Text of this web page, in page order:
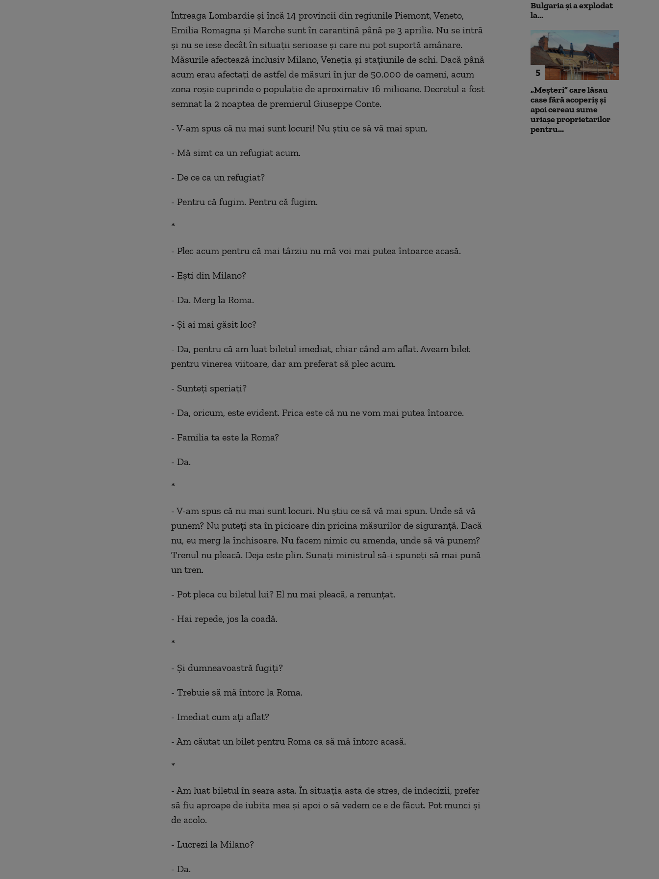
Întreaga Lombardie și încă 14 provincii din regiunile Piemont, Veneto,
Emilia Romagna și Marche sunt în carantină până pe 3 aprilie. Nu se intră
și nu se iese decât în situații serioase și care nu pot suportă amânare.
Măsurile afectează inclusiv Milano, Veneția și stațiunile de schi. Dacă până
acum erau afectați de astfel de măsuri în jur de 50.000 de oameni, acum
zona roșie cuprinde o populație de aproximativ 16 milioane. Decretul a fost
semnat la 2 noaptea de premierul Giuseppe Conte.
- V-am spus că nu mai sunt locuri! Nu știu ce să vă mai spun.
- Mă simt ca un refugiat acum.
- De ce ca un refugiat?
- Pentru că fugim. Pentru că fugim.
*
- Plec acum pentru că mai târziu nu mă voi mai putea întoarce acasă.
- Ești din Milano?
- Da. Merg la Roma.
- Și ai mai găsit loc?
- Da, pentru că am luat biletul imediat, chiar când am aflat. Aveam bilet
pentru vinerea viitoare, dar am preferat să plec acum.
- Sunteți speriați?
- Da, oricum, este evident. Frica este că nu ne vom mai putea întoarce.
- Familia ta este la Roma?
- Da.
*
- V-am spus că nu mai sunt locuri. Nu știu ce să vă mai spun. Unde să vă
punem? Nu puteți sta în picioare din pricina măsurilor de siguranță. Dacă
nu, eu merg la închisoare. Nu facem nimic cu amenda, unde să vă punem?
Trenul nu pleacă. Deja este plin. Sunați ministrul să-i spuneți să mai pună
un tren.
- Pot pleca cu biletul lui? El nu mai pleacă, a renunțat.
- Hai repede, jos la coadă.
*
- Și dumneavoastră fugiți?
- Trebuie să mă întorc la Roma.
- Imediat cum ați aflat?
- Am căutat un bilet pentru Roma ca să mă întorc acasă.
*
- Am luat biletul în seara asta. În situația asta de stres, de indecizii, prefer
să fiu aproape de iubita mea și apoi o să vedem ce e de făcut. Pot munci și
de acolo.
- Lucrezi la Milano?
- Da.
Bulgaria şi a explodat
la...
5
„Meșteri” care lăsau
case fără acoperiș și
apoi cereau sume
uriașe proprietarilor
pentru...